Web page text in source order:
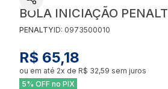
BOLA INICIAÇÃO
PENALTYID: 0973500010
R$ 65,18
ou em até 2x de R$ 32,59 sem juros
5% OFF no PIX